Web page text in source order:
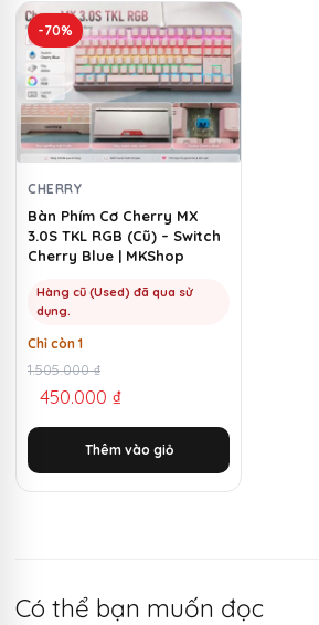
-70%
CHERRY
Bàn Phím Cơ Cherry MX
3.0S TKL RGB (Cũ) – Switch
Cherry Blue | MKShop
Hàng cũ (Used) đã qua sử
dụng.
Chỉ còn 1
1.505.000₫
Giá
gốc
là:
1.505.000 ₫.
450.000 ₫
Giá
hiện
tại
là:
450.000 ₫.
Thêm vào giỏ
Có thể bạn muốn đọc